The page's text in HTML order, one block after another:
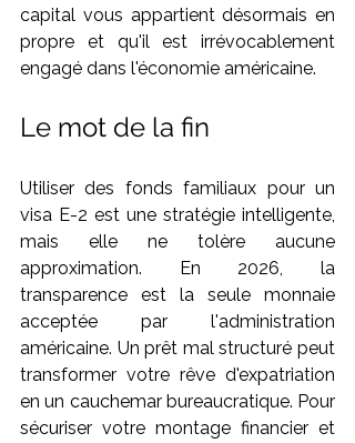
capital vous appartient désormais en
propre et qu'il est irrévocablement
engagé dans l'économie américaine.
Le mot de la fin
Utiliser des fonds familiaux pour un
visa E-2 est une stratégie intelligente,
mais elle ne tolère aucune
approximation. En 2026, la
transparence est la seule monnaie
acceptée par l'administration
américaine. Un prêt mal structuré peut
transformer votre rêve d'expatriation
en un cauchemar bureaucratique. Pour
sécuriser votre montage financier et